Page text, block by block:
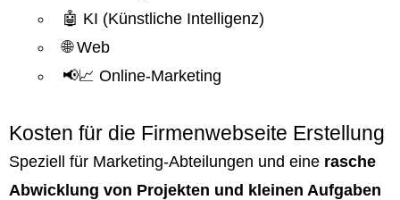
🤖 KI (Künstliche Intelligenz)
🌐 Web
📢📈 Online-Marketing
Kosten für die Firmenwebseite Erstellung
Speziell für Marketing-Abteilungen und eine rasche
Abwicklung von Projekten und kleinen Aufgaben